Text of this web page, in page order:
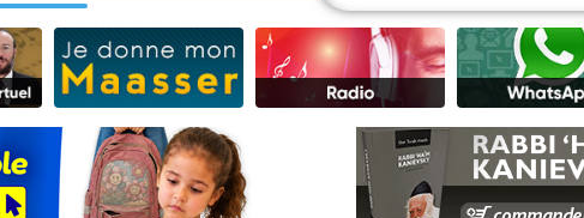
Diane, 80 ans, dans un appartement insalubre
jours de vacances aux Orphelins